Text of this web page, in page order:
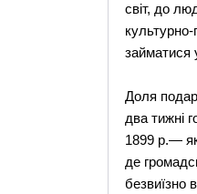
світ, до
Доля
два тижні
1899 р.— як
де
безвиїзно